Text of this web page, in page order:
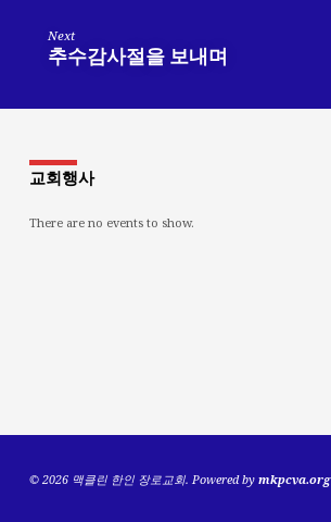
Next
추수감사절을 보내며
교회행사
There are no events to show.
© 2026 맥클린 한인 장로교회. Powered by mkpcva.org